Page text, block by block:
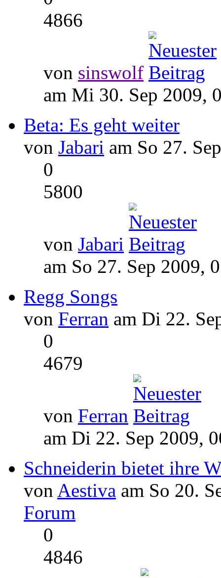
4866
von sinswolf
am Mi 30. Sep 2009,
Beta: Es geht weiter
von Jabari am So 27.
0
5800
von Jabari
am So 27. Sep 2009,
Regg Songs
von Ferran am Di 22.
0
4679
von Ferran
am Di 22. Sep 2009,
Schneiderin bietet ihre
von Aestiva am So 20.
Forum
0
4846